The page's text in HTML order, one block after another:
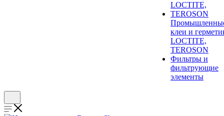
клеи и
LOCTITE,
TEROSON
Фильтры и
фильтрующие
элементы